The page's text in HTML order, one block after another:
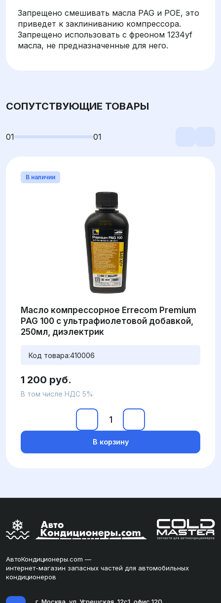
Запрещено смешивать масла PAG и POE, это
приведет к заклиниванию компрессора.
Запрещено использовать с фреоном 1234yf
масла, не предназначенные для него.
СОПУТСТВУЮЩИЕ ТОВАРЫ
01 01
В наличии
Масло компрессорное Errecom Premium
PAG 100 с ультрафиолетовой добавкой,
250мл, диэлектрик
Код товара:410006
1 200 руб.
В том числе НДС 5%
В корзину
АвтоКондиционеры.com —
интернет-магазин запасных частей для автомобильных
кондиционеров
г. Москва, ул. Угрешская, 12с1, офис 120